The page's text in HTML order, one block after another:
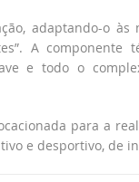
adaptando-o às
A componente
e todo o
para a
e desportivo, de